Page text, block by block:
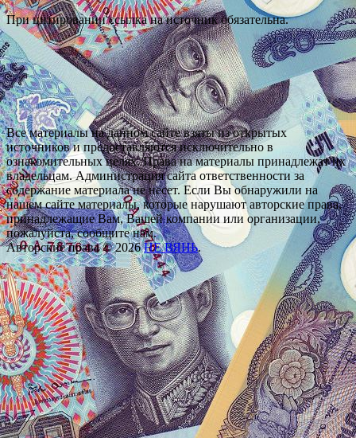
При цитировании ссылка на источник обязательна.
Все материалы на данном сайте взяты из открытых
источников и предоставляются исключительно в
ознакомительных целях. Права на материалы принадлежат их
владельцам. Администрация сайта ответственности за
содержание материала не несет. Если Вы обнаружили на
нашем сайте материалы, которые нарушают авторские права,
принадлежащие Вам, Вашей компании или организации,
пожалуйста, сообщите нам.
Авторские права © 2026НЕ ВЯНЬ.